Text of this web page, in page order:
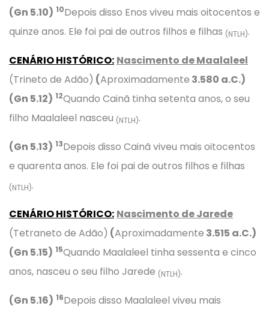
(Gn 5.10) 10Depois disso Enos viveu mais oitocentos e
quinze anos. Ele foi pai de outros filhos e filhas (NTLH).
CENÁRIO HISTÓRICO: Nascimento de Maalaleel
(Trineto de Adão) (Aproximadamente 3.580 a.C.)
(Gn 5.12) 12Quando Cainã tinha setenta anos, o seu
filho Maalaleel nasceu (NTLH).
(Gn 5.13) 13Depois disso Cainã viveu mais oitocentos
e quarenta anos. Ele foi pai de outros filhos e filhas
(NTLH).
CENÁRIO HISTÓRICO: Nascimento de Jarede
(Tetraneto de Adão) (Aproximadamente 3.515 a.C.)
(Gn 5.15) 15Quando Maalaleel tinha sessenta e cinco
anos, nasceu o seu filho Jarede (NTLH).
(Gn 5.16) 16Depois disso Maalaleel viveu mais